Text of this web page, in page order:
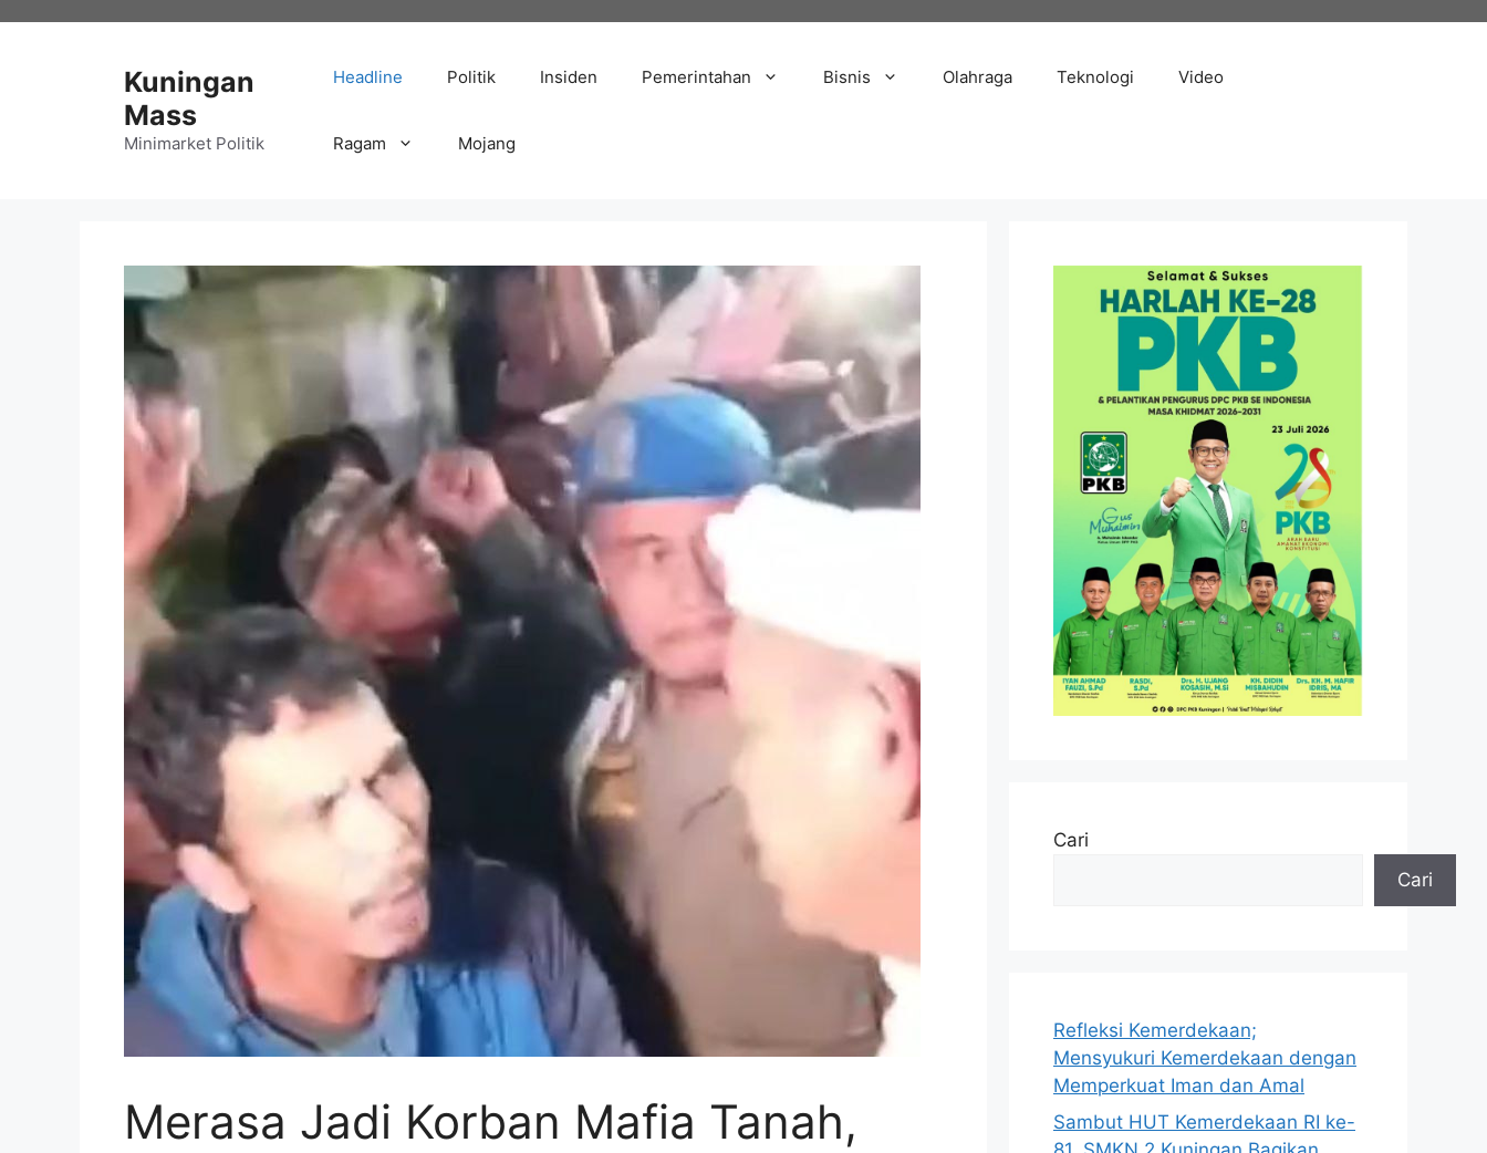
Kuningan
Mass
Minimarket Politik
Headline Politik Insiden Pemerintahan Bisnis Olahraga Teknologi Video
Ragam Mojang
Merasa Jadi Korban Mafia Tanah,
Cari
Cari
Refleksi Kemerdekaan;
Mensyukuri Kemerdekaan dengan
Memperkuat Iman dan Amal
Sambut HUT Kemerdekaan RI ke-